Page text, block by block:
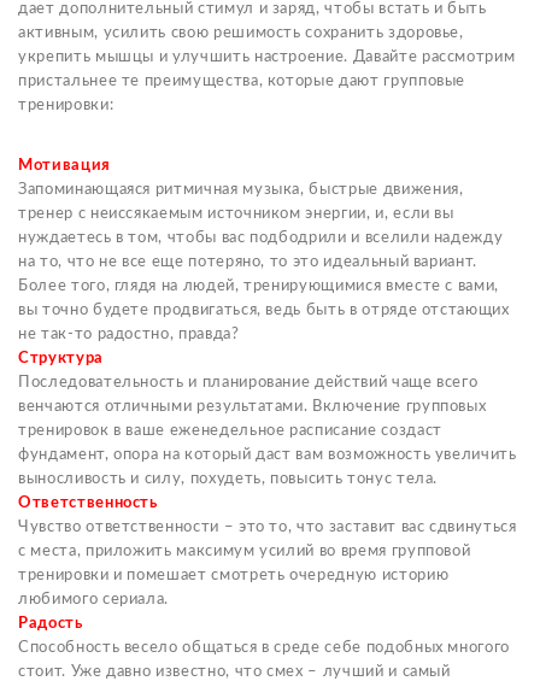
дает дополнительный стимул и заряд, чтобы встать и быть
активным, усилить свою решимость сохранить здоровье,
укрепить мышцы и улучшить настроение. Давайте рассмотрим
пристальнее те преимущества, которые дают групповые
тренировки:
Мотивация
Запоминающаяся ритмичная музыка, быстрые движения,
тренер с неиссякаемым источником энергии, и, если вы
нуждаетесь в том, чтобы вас подбодрили и вселили надежду
на то, что не все еще потеряно, то это идеальный вариант.
Более того, глядя на людей, тренирующимися вместе с вами,
вы точно будете продвигаться, ведь быть в отряде отстающих
не так-то радостно, правда?
Структура
Последовательность и планирование действий чаще всего
венчаются отличными результатами. Включение групповых
тренировок в ваше еженедельное расписание создаст
фундамент, опора на который даст вам возможность увеличить
выносливость и силу, похудеть, повысить тонус тела.
Ответственность
Чувство ответственности – это то, что заставит вас сдвинуться
с места, приложить максимум усилий во время групповой
тренировки и помешает смотреть очередную историю
любимого сериала.
Радость
Способность весело общаться в среде себе подобных многого
стоит. Уже давно известно, что смех – лучший и самый